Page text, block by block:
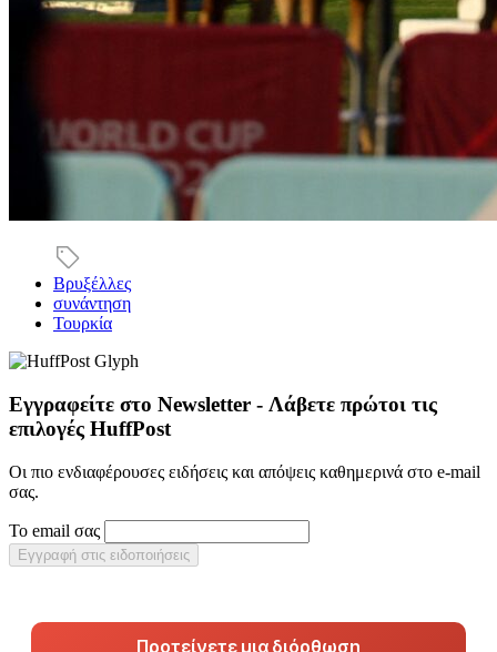
Βρυξέλλες
συνάντηση
Τουρκία
Εγγραφείτε στο Newsletter - Λάβετε πρώτοι τις
επιλογές HuffPost
Οι πιο ενδιαφέρουσες ειδήσεις και απόψεις καθημερινά στο e-mail
σας.
Το email σας
Εγγραφή στις ειδοποιήσεις
Προτείνετε μια διόρθωση